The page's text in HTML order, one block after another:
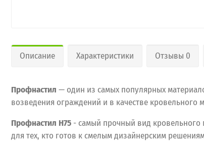
Описание Характеристики Отзывы 0
Профнастил — один из самых популярных
возведения ограждений и в качестве
Профнастил H75 - самый прочный вид кровельного
для тех, кто готов к смелым дизайнерским